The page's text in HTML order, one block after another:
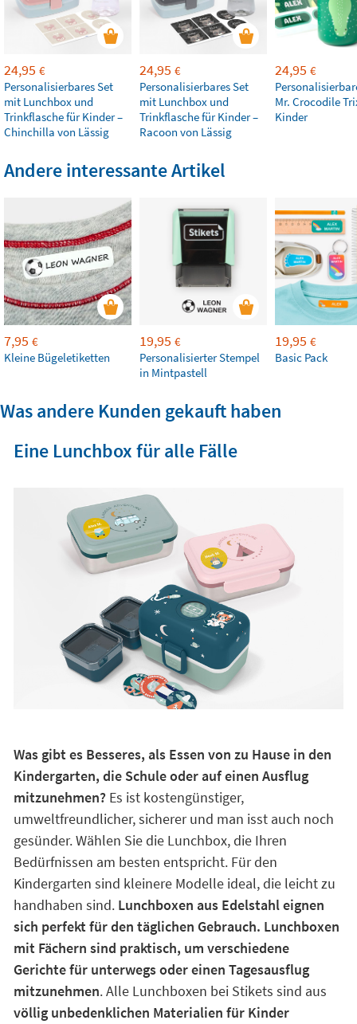
24,95 €
Personalisierbares Set
mit Lunchbox und
Trinkflasche für Kinder –
Chinchilla von Lässig
24,95 €
Personalisierbares Set
mit Lunchbox und
Trinkflasche für Kinder –
Racoon von Lässig
24,95 €
Mr. Crocodile
Kinder
Andere interessante Artikel
7,95 €
Kleine Bügeletiketten
19,95 €
Personalisierter Stempel
in Mintpastell
19,95 €
Basic Pack
Was andere Kunden gekauft haben
Eine Lunchbox für alle Fälle
Was gibt es Besseres, als Essen von zu Hause in den
Kindergarten, die Schule oder auf einen Ausflug
mitzunehmen? Es ist kostengünstiger,
umweltfreundlicher, sicherer und man isst auch noch
gesünder. Wählen Sie die Lunchbox, die Ihren
Bedürfnissen am besten entspricht. Für den
Kindergarten sind kleinere Modelle ideal, die leicht zu
handhaben sind.Lunchboxen aus Edelstahl eignen
sich perfekt für den täglichen Gebrauch. Lunchboxen
mit Fächern sind praktisch, um verschiedene
Gerichte für unterwegs oder einen Tagesausflug
mitzunehmen. Alle Lunchboxen bei Stikets sind aus
völlig unbedenklichen Materialien für Kinder